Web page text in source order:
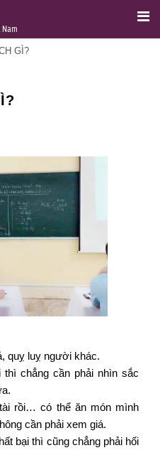
Nam
GÌ?
quỵ luỵ người khác.
chẳng cần phải nhìn sắc
rồi… có thể ăn món mình
cần phải xem giá.
bại thì cũng chẳng phải hối